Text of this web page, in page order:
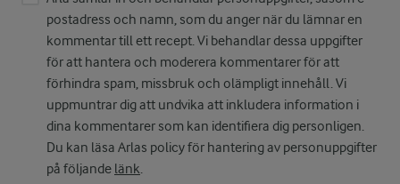
postadress och namn, som du anger när du lämnar en
kommentar till ett recept. Vi behandlar dessa uppgifter
för att hantera och moderera kommentarer för att
förhindra spam, missbruk och olämpligt innehåll. Vi
uppmuntrar dig att undvika att inkludera information i
dina kommentarer som kan identifiera dig personligen.
Du kan läsa Arlas policy för hantering av personuppgifter
på följande länk.